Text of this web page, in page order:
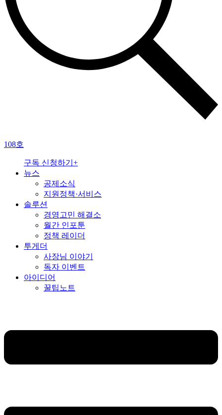
108호
구독 신청하기+
뉴스
공제소식
지원정책·서비스
솔루션
경영고민 해결소
월간 인포툰
정책 레이더
투게더
사장님 이야기
독자 이벤트
아이디어
꿀팁노트